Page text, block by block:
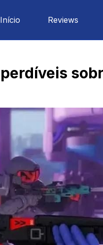
Início Reviews